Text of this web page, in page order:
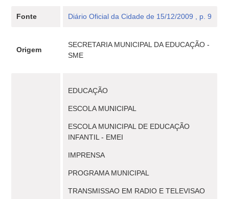
Fonte Diário Oficial da Cidade de 15/12/2009 , p. 9
Origem
SECRETARIA MUNICIPAL DA EDUCAÇÃO -
SME
EDUCAÇÃO
ESCOLA MUNICIPAL
ESCOLA MUNICIPAL DE EDUCAÇÃO
INFANTIL - EMEI
IMPRENSA
PROGRAMA MUNICIPAL
TRANSMISSAO EM RADIO E TELEVISAO